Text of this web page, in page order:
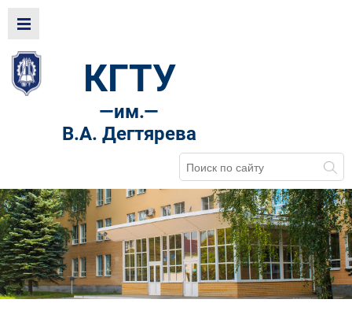
КГТУ
—им.—
В.А. Дегтярева